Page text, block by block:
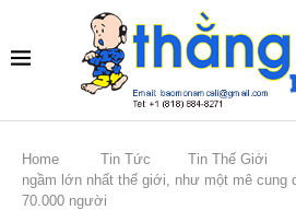
Home Tin Tức Tin Thế Giới
ngầm lớn nhất thế giới, như một mê
70.000 người